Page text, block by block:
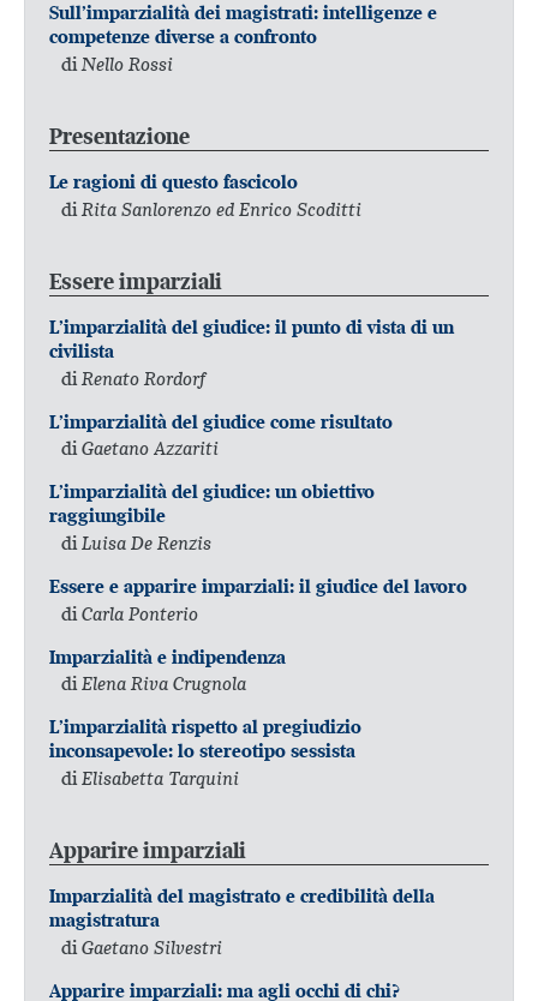
Sull’imparzialità dei magistrati: intelligenze e
competenze diverse a confronto
di Nello Rossi
Presentazione
Le ragioni di questo fascicolo
di Rita Sanlorenzo ed Enrico Scoditti
Essere imparziali
L’imparzialità del giudice: il punto di vista di un
civilista
di Renato Rordorf
L’imparzialità del giudice come risultato
diGaetano Azzariti
L’imparzialità del giudice: un obiettivo
raggiungibile
diLuisa De Renzis
Essere e apparire imparziali: il giudice del lavoro
di Carla Ponterio
Imparzialità e indipendenza
diElena Riva Crugnola
L’imparzialità rispetto al pregiudizio
inconsapevole: lo stereotipo sessista
di Elisabetta Tarquini
Apparire imparziali
Imparzialità del magistrato e credibilità della
magistratura
di Gaetano Silvestri
Apparire imparziali: ma agli occhi di chi?